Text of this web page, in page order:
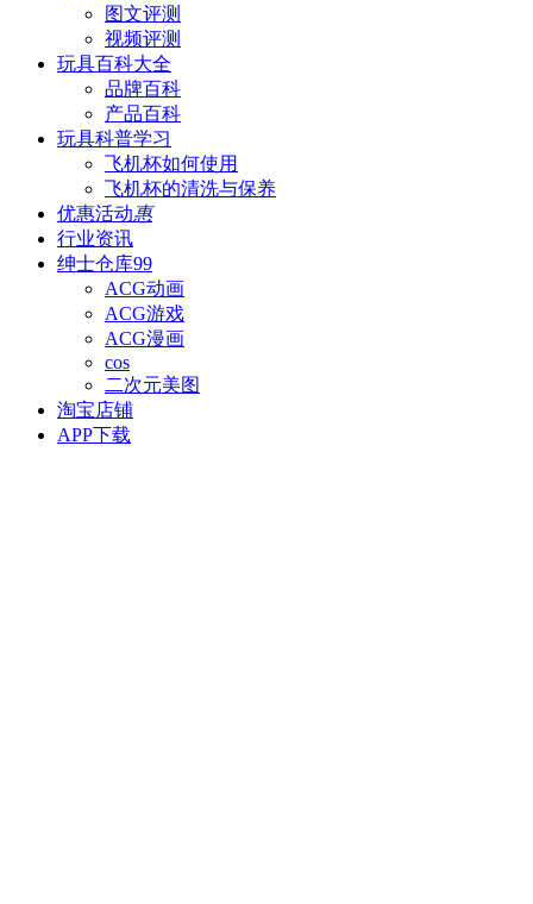
图文评测
视频评测
玩具百科大全
品牌百科
产品百科
玩具科普学习
飞机杯如何使用
飞机杯的清洗与保养
优惠活动惠
行业资讯
绅士仓库99
ACG动画
ACG游戏
ACG漫画
cos
二次元美图
淘宝店铺
APP下载